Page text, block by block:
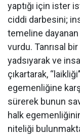
yaptığı için ister
ciddi darbesini;
temeline
vurdu. Tanrısal bir
yadsıyarak ve
çıkartarak,
egemenliğine
sürerek bunun
halk
niteliği